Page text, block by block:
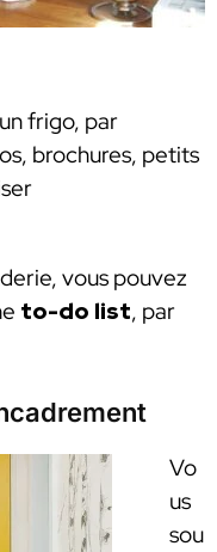
frigo, par
brochures, petits
vous pouvez
to-do list, par
Vo
us
sou